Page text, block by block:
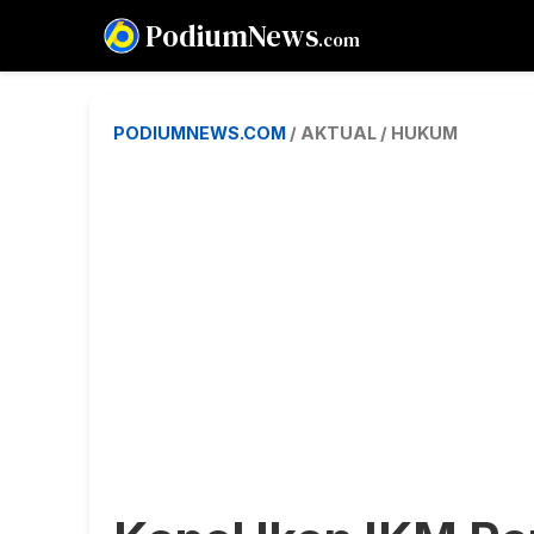
PodiumNews.com
PODIUMNEWS.COM / AKTUAL / HUKUM